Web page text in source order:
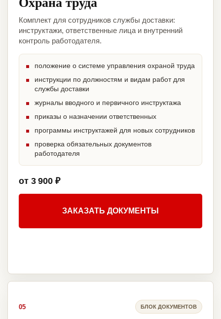
Комплект для сотрудников службы доставки:
инструктажи, ответственные лица и внутренний
контроль работодателя.
положение о системе управления охраной труда
инструкции по должностям и видам работ для
службы доставки
журналы вводного и первичного инструктажа
приказы о назначении ответственных
программы инструктажей для новых сотрудников
проверка обязательных документов
работодателя
от 3 900 ₽
ЗАКАЗАТЬ ДОКУМЕНТЫ
05 БЛОК ДОКУМЕНТОВ